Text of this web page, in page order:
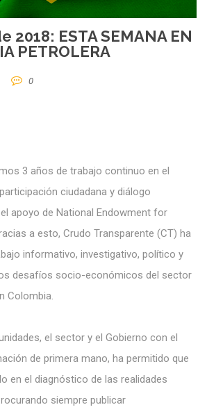
2018: ESTA SEMANA EN
PETROLERA
0
3 años de trabajo continuo en el
ciudadana y diálogo
apoyo de National Endowment for
a esto, Crudo Transparente (CT) ha
informativo, investigativo, político y
desafíos socio-económicos del sector
Colombia.
el sector y el Gobierno con el
de primera mano, ha permitido que
en el diagnóstico de las realidades
siempre publicar